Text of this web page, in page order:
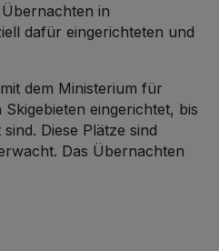
in
dafür eingerichteten und
dem Ministerium für
eingerichtet, bis
Diese Plätze sind
Das Übernachten